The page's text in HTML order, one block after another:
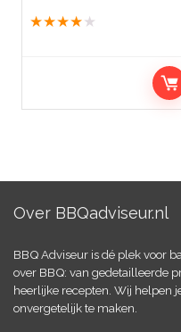
★★★★ ★
Over BBQadviseur.nl
BBQ Adviseur is dé plek voor
over BBQ: van gedetailleerde
heerlijke recepten. Wij helpen
onvergetelijk te maken.